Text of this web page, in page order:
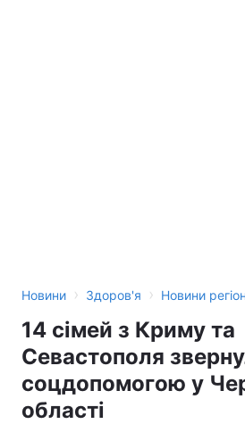
Новини › Здоров'я › Новини
14 сімей з Криму та
Севастополя
соцдопомогою у
області